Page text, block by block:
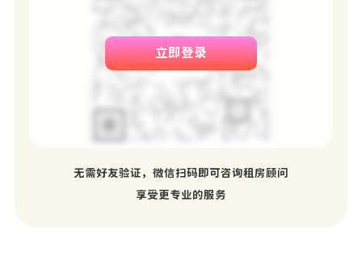
立即登录
无需好友验证，微信扫码即可咨询租房顾问
享受更专业的服务